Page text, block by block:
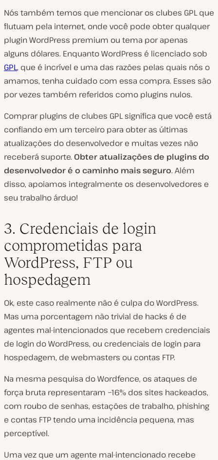
Nós também temos que mencionar os clubes GPL que
flutuam pela internet, onde você pode obter qualquer
plugin WordPress premium ou tema por apenas
alguns dólares. Enquanto WordPress é licenciado sob
GPL, que é incrível e uma das razões pelas quais nós o
amamos, tenha cuidado com essa compra. Esses são
por vezes também referidos como plugins nulos.
Comprar plugins de clubes GPL significa que você está
confiando em um terceiro para obter as últimas
atualizações do desenvolvedor e muitas vezes não
receberá suporte. Obter atualizações de plugins do
desenvolvedor é o caminho mais seguro. Além
disso, apoiamos integralmente os desenvolvedores e
seu trabalho árduo!
3. Credenciais de login
comprometidas para
WordPress, FTP ou
hospedagem
Ok, este caso realmente não é culpa do WordPress.
Mas uma porcentagem não trivial de hacks é de
agentes mal-intencionados que recebem credenciais
de login do WordPress, ou credenciais de login para
hospedagem, de webmasters ou contas FTP.
Na mesma pesquisa do Wordfence, os ataques de
força bruta representaram ~16% dos sites hackeados,
com roubo de senhas, estações de trabalho, phishing
e contas FTP tendo uma incidência pequena, mas
perceptível.
Uma vez que um agente mal-intencionado recebe